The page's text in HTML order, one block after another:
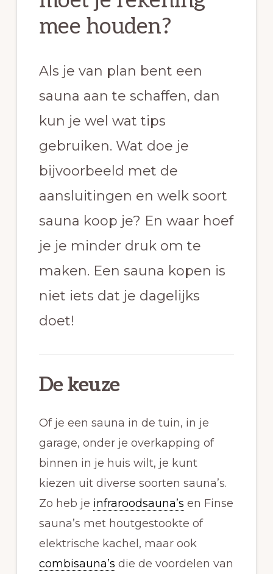
mee houden?
Als je van plan bent een
sauna aan te schaffen, dan
kun je wel wat tips
gebruiken. Wat doe je
bijvoorbeeld met de
aansluitingen en welk soort
sauna koop je? En waar hoef
je je minder druk om te
maken. Een sauna kopen is
niet iets dat je dagelijks
doet!
De keuze
Of je een sauna in de tuin, in je
garage, onder je overkapping of
binnen in je huis wilt, je kunt
kiezen uit diverse soorten sauna’s.
Zo heb je infraroodsauna’s en Finse
sauna’s met houtgestookte of
elektrische kachel, maar ook
combisauna’s die de voordelen van